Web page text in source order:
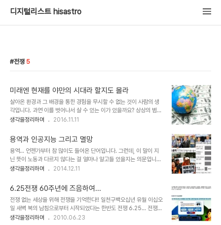
디지털리스트 hisastro
전쟁 5
미래엔 현재를 야만의 시대라 할지도 몰라
살아온 환경과 그 배경을 통한 경험을 무시할 수 없는 것이 사람의 생
각입니다. 과연 이를 벗어나서 살 수 있는 이가 있을까요? 상상의 범위
를 벗어난다면 모를까 그런 사람은 없을 것이라고 저는 생각합니다. 그
스럽게 이런 생각을 하게 된 것은 역시 알 수 없는 미래에 그 시대를 살
아갈 이들이 지금을 어떻게 판단할 것인가라고 하는 물음 때문입니다.
과거와의 이해의 차는 현재가 미래보다는 분명히 덜할 겁니다. 기술을
통한 환경의 변화에 가속도가 붙음으로써 지금으로부터 과거 100년
전을 판단하는 것보다 100년 후의 미래에서 지금을 판단하는 건 상상
investhought.com 사실 현재 우리는..
생각을정리하며 2016.11.11
용역과 인공지능 그리고 멸망
용역... 언젠가부터 참 많이도 들어온 단어입니다. 그런데, 이 말이 지
닌 뜻이 노동과 다르지 않다는 걸 얼마나 알고들 있을지는 의문입니다.
워낙 용역과 관계된 일들이 많은지라 대략 감은 잡고들 있겠지 싶지만
순수한? 노동을 사고파는 느낌이랄까요? 좀 품격(?)있게 표현해서 경
제용어적인~ 뭐 그런 것이라고 생각됩니다. 인정하고 싶지 않지만, 노
동이라는 것이 사고파는 속에 내재된 것이라고 할 수 있으니 우선 그렇
다고 하겠습니다. 다만, 그 노동에 대해 가치를 얼마나 부여하느냐에
따라 그 사회가 부실한지 안정적인지 결정짓는 토대가 된다는 건 언급
생각을정리하며 2014.12.11
6.25전쟁 60주년에 즈음하여...
전쟁 없는 세상을 위해 전쟁을 기억한다!! 일천구백오십년 유월 이십오
일 새벽 북의 남침으로부터 시작되었다는 한반도 전쟁 6.25... 전쟁을
직접적으로 경험하지 못한 세대로써 아직까지 전쟁이라고 하는 실체
생각을정리하며 2010.06.23